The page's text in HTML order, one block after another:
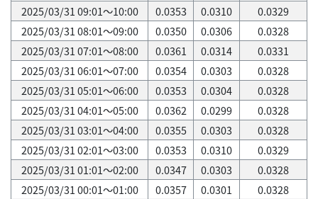
2025/03/31 09:01～10:00
0.0353 0.0310
0.0329
2025/03/31 08:01～09:00
0.0350 0.0306
0.0328
2025/03/31 07:01～08:00
0.0361 0.0314
0.0331
2025/03/31 06:01～07:00
0.0354 0.0303
0.0328
2025/03/31 05:01～06:00
0.0353 0.0304
0.0328
2025/03/31 04:01～05:00
0.0362 0.0299
0.0328
2025/03/31 03:01～04:00
0.0355 0.0303
0.0328
2025/03/31 02:01～03:00
0.0353 0.0310
0.0329
2025/03/31 01:01～02:00
0.0347 0.0303
0.0328
2025/03/31 00:01～01:00
0.0357 0.0301 0.0328